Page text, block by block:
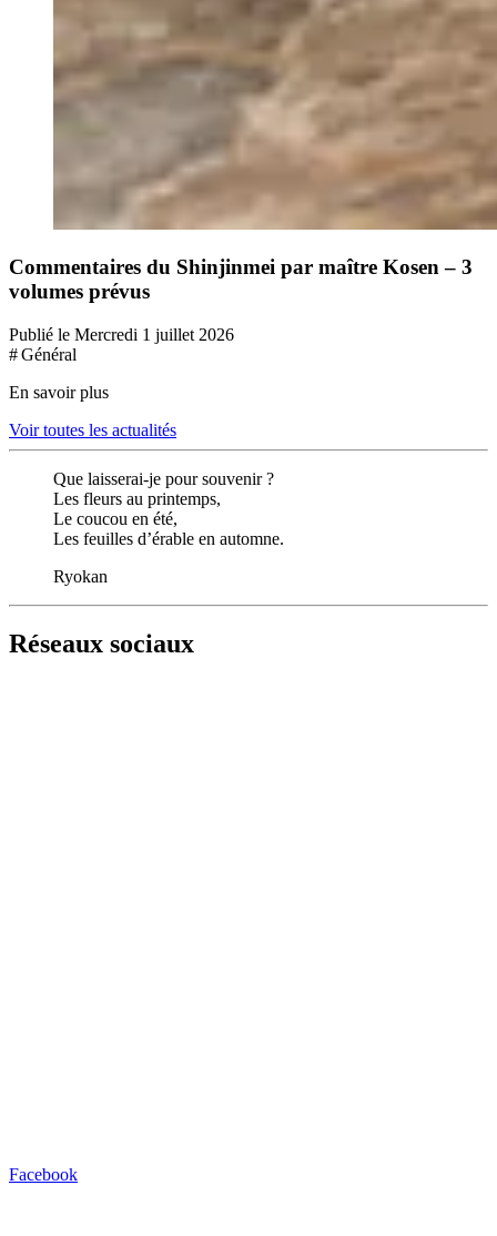
Commentaires du Shinjinmei par maître Kosen – 3
volumes prévus
Publié le Mercredi 1 juillet 2026
# Général
En savoir plus
Voir toutes les actualités
Que laisserai-je pour souvenir ?
Les fleurs au printemps,
Le coucou en été,
Les feuilles d’érable en automne.
Ryokan
Réseaux sociaux
Facebook